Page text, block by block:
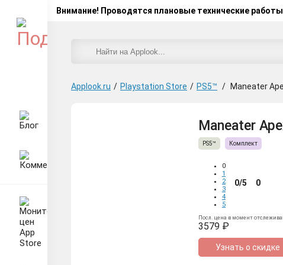
Внимание! Проводятся плановые технические работы
Applook.ru / Playstation Store / PS5™ / Maneater
Maneater
PS5™ Комплект
0
1
2
3
4
5
0/5 0
Посл. цена в момент
3579 ₽
Узнать о скидке